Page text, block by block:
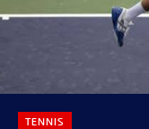
TENNIS